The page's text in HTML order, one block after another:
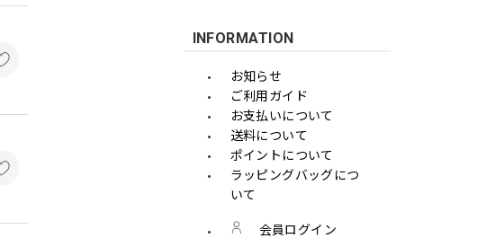
INFORMATION
お知らせ
ご利用ガイド
お支払いについて
送料について
ポイントについて
ラッピングバッグにつ
いて
会員ログイン